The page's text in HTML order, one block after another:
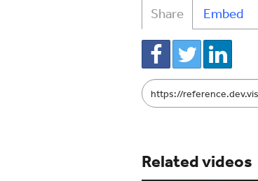
Share Embed
Link
to
Related videos